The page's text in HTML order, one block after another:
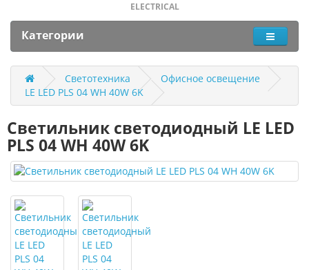
ELECTRICAL
Категории
Светотехника
Офисное освещение
LE LED PLS 04 WH 40W 6K
Светильник светодиодный LE LED
PLS 04 WH 40W 6K